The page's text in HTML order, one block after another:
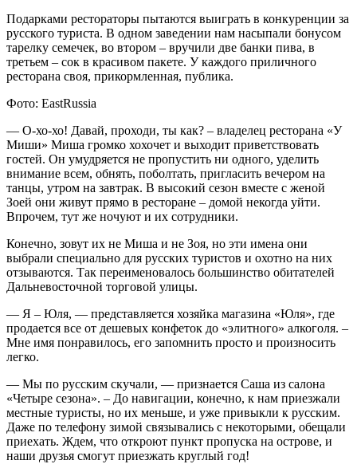
Подарками рестораторы пытаются выиграть в конкуренции за
русского туриста. В одном заведении нам насыпали бонусом
тарелку семечек, во втором – вручили две банки пива, в
третьем – сок в красивом пакете. У каждого приличного
ресторана своя, прикормленная, публика.
Фото: EastRussia
— О-хо-хо! Давай, проходи, ты как? – владелец ресторана «У
Миши» Миша громко хохочет и выходит приветствовать
гостей. Он умудряется не пропустить ни одного, уделить
внимание всем, обнять, поболтать, пригласить вечером на
танцы, утром на завтрак. В высокий сезон вместе с женой
Зоей они живут прямо в ресторане – домой некогда уйти.
Впрочем, тут же ночуют и их сотрудники.
Конечно, зовут их не Миша и не Зоя, но эти имена они
выбрали специально для русских туристов и охотно на них
отзываются. Так переименовалось большинство обитателей
Дальневосточной торговой улицы.
— Я – Юля, — представляется хозяйка магазина «Юля», где
продается все от дешевых конфеток до «элитного» алкоголя. –
Мне имя понравилось, его запомнить просто и произносить
легко.
— Мы по русским скучали, — признается Саша из салона
«Четыре сезона». – До навигации, конечно, к нам приезжали
местные туристы, но их меньше, и уже привыкли к русским.
Даже по телефону зимой связывались с некоторыми, обещали
приехать. Ждем, что откроют пункт пропуска на острове, и
наши друзья смогут приезжать круглый год!